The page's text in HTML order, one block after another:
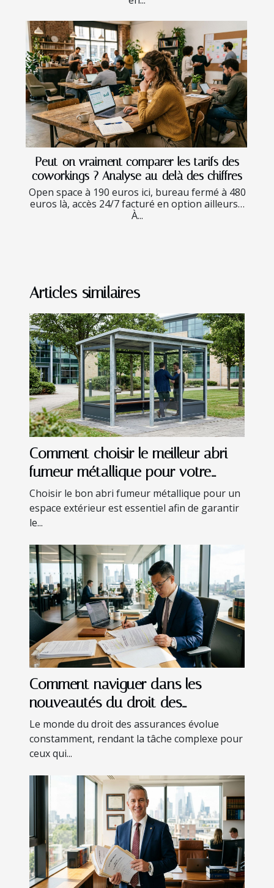
Peut-on vraiment comparer les tarifs des
coworkings ? Analyse au-delà des chiffres
Open space à 190 euros ici, bureau fermé à 480
euros là, accès 24/7 facturé en option ailleurs…
À...
Articles similaires
Comment choisir le meilleur abri
fumeur métallique pour votre
espace extérieur ?
Choisir le bon abri fumeur métallique pour un
espace extérieur est essentiel afin de garantir
le...
Comment naviguer dans les
nouveautés du droit des
assurances ?
Le monde du droit des assurances évolue
constamment, rendant la tâche complexe pour
ceux qui...